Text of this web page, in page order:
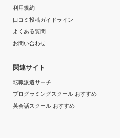
利用規約
口コミ投稿ガイドライン
よくある質問
お問い合わせ
関連サイト
転職派遣サーチ
プログラミングスクール おすすめ
英会話スクール おすすめ